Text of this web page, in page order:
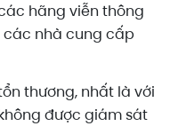
hãng viễn thông
nhà cung cấp
thương, nhất là với
được giám sát